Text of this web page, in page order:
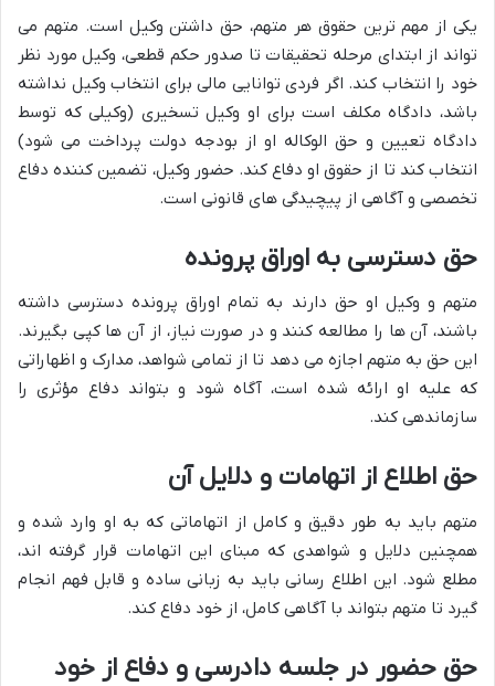
یکی از مهم ترین حقوق هر متهم، حق داشتن وکیل است. متهم می
تواند از ابتدای مرحله تحقیقات تا صدور حکم قطعی، وکیل مورد نظر
خود را انتخاب کند. اگر فردی توانایی مالی برای انتخاب وکیل نداشته
باشد، دادگاه مکلف است برای او وکیل تسخیری (وکیلی که توسط
دادگاه تعیین و حق الوکاله او از بودجه دولت پرداخت می شود)
انتخاب کند تا از حقوق او دفاع کند. حضور وکیل، تضمین کننده دفاع
تخصصی و آگاهی از پیچیدگی های قانونی است.
حق دسترسی به اوراق پرونده
متهم و وکیل او حق دارند به تمام اوراق پرونده دسترسی داشته
باشند، آن ها را مطالعه کنند و در صورت نیاز، از آن ها کپی بگیرند.
این حق به متهم اجازه می دهد تا از تمامی شواهد، مدارک و اظهاراتی
که علیه او ارائه شده است، آگاه شود و بتواند دفاع مؤثری را
سازماندهی کند.
حق اطلاع از اتهامات و دلایل آن
متهم باید به طور دقیق و کامل از اتهاماتی که به او وارد شده و
همچنین دلایل و شواهدی که مبنای این اتهامات قرار گرفته اند،
مطلع شود. این اطلاع رسانی باید به زبانی ساده و قابل فهم انجام
گیرد تا متهم بتواند با آگاهی کامل، از خود دفاع کند.
حق حضور در جلسه دادرسی و دفاع از خود